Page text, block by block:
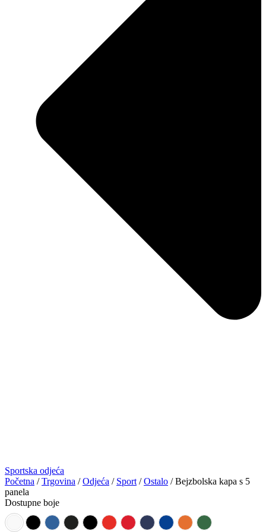
Sportska odjeća
Početna /Trgovina /Odjeća / Sport /Ostalo / Bejzbolska kapa s 5
panela
Dostupne boje